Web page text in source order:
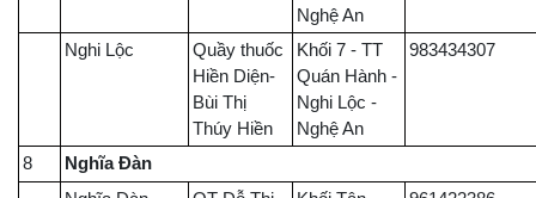
Nghệ An
Nghi Lộc
Quầy thuốc
Hiền Diện-
Bùi Thị
Thúy Hiền
Khối 7 - TT
Quán Hành -
Nghi Lộc -
Nghệ An
983434307
8
Nghĩa Đàn